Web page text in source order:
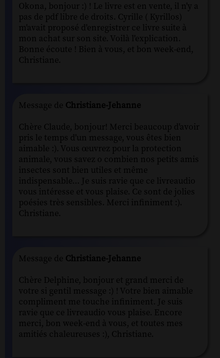
Okona, bonjour :) ! Le livre est en vente, il n'y a
pas de pdf libre de droits. Cyrille ( Kyrillos)
m'avait proposé d'enregistrer ce livre suite à
mon achat sur son site. Voilà l'explication.
Bonne écoute ! Bien à vous, et bon week-end,
Christiane.
Message de Christiane-Jehanne
Chère Claude, bonjour! Merci beaucoup d'avoir
pris le temps d'un message, vous êtes bien
aimable :). Vous œuvrez pour la protection
animale, vous savez o combien nos petits amis
insectes sont bien utiles et même
indispensable... Je suis ravie que ce livreaudio
vous intéresse et vous plaise. Ce sont de jolies
poésies très sensibles. Merci infiniment :).
Christiane.
Message de Christiane-Jehanne
Chère Delphine, bonjour et grand merci de
votre si gentil message :) ! Votre bien aimable
compliment me touche infiniment. Je suis
ravie que ce livreaudio vous plaise. Encore
merci, bon week-end à vous, et toutes mes
amitiés chaleureuses :), Christiane.